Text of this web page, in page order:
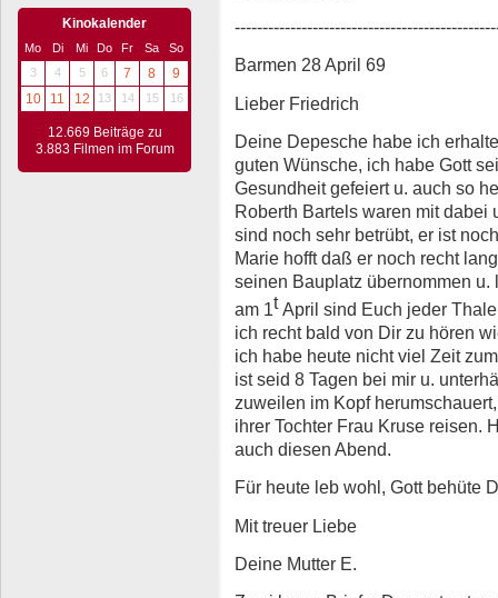
Kinokalender
Mo Di Mi Do Fr Sa
So
3
4 5 6 7 8
9
10
11 12 13 14 15 16
12.669 Beiträge zu
3.883 Filmen im Forum
Barmen 28 April 69
Lieber Friedrich
Deine Depesche habe ich
guten Wünsche, ich habe Gott
Gesundheit gefeiert u. auch so
Roberth Bartels waren mit dabei
sind noch sehr betrübt, er ist
Marie hofft daß er noch recht
seinen Bauplatz übernommen
am 1tApril sind Euch jeder
ich recht bald von Dir zu hören
ich habe heute nicht viel Zeit
ist seid 8 Tagen bei mir u.
zuweilen im Kopf
ihrer Tochter Frau Kruse reisen.
auch diesen Abend.
Für heute leb wohl, Gott behüte
Mit treuer Liebe
Deine Mutter E.